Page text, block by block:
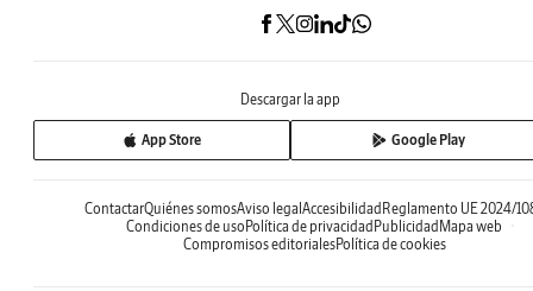
Descargar la app
App Store Google Play
ContactarQuiénes somosAviso legalAccesibilidadReglamento UE 2024/
Condiciones de usoPolítica de privacidadPublicidadMapa web
Compromisos editorialesPolítica de cookies